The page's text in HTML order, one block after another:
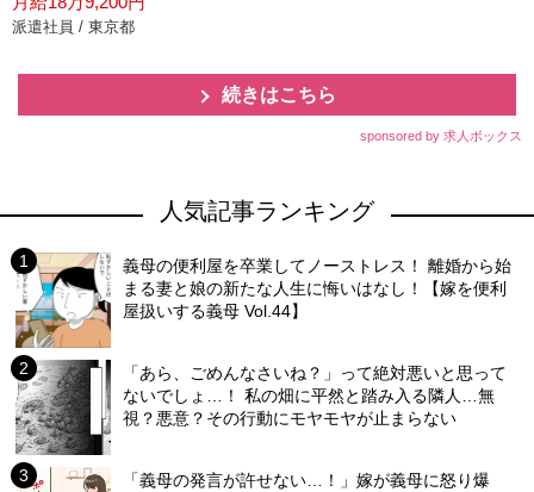
派遣社員 / 東京都
続きはこちら
sponsored by 求人ボックス
人気記事ランキング
義母の便利屋を卒業してノーストレス！ 離婚から始
まる妻と娘の新たな人生に悔いはなし！【嫁を便利
屋扱いする義母 Vol.44】
「あら、ごめんなさいね？」って絶対悪いと思って
ないでしょ…！ 私の畑に平然と踏み入る隣人…無
視？悪意？その行動にモヤモヤが止まらない
「義母の発言が許せない…！」嫁が義母に怒り爆